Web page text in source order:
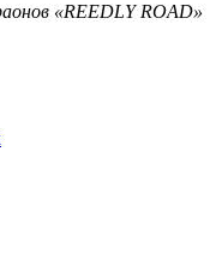
«REEDLY ROAD»